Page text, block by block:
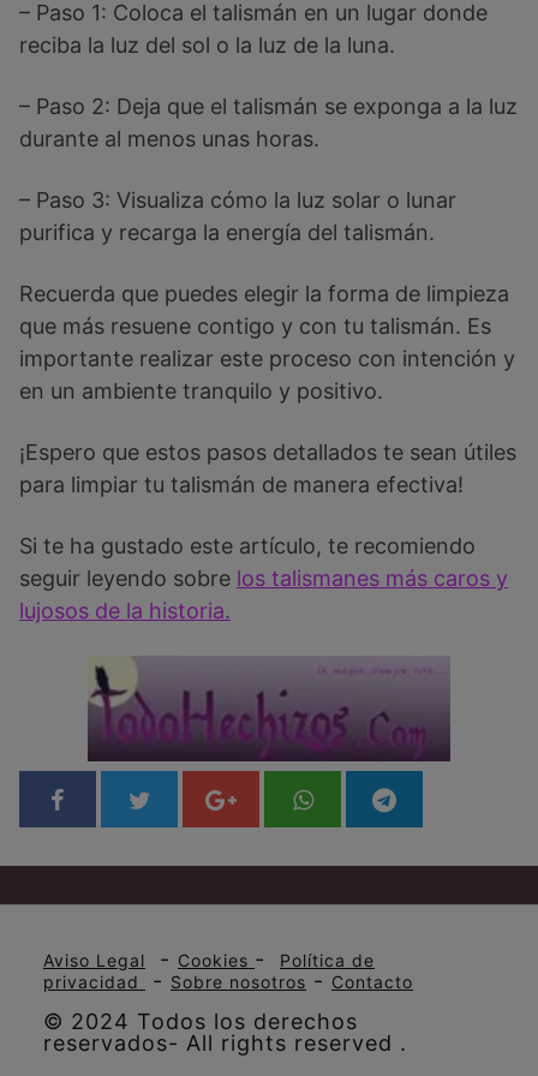
– Paso 1: Coloca el talismán en un lugar donde
reciba la luz del sol o la luz de la luna.
– Paso 2: Deja que el talismán se exponga a la luz
durante al menos unas horas.
– Paso 3: Visualiza cómo la luz solar o lunar
purifica y recarga la energía del talismán.
Recuerda que puedes elegir la forma de limpieza
que más resuene contigo y con tu talismán. Es
importante realizar este proceso con intención y
en un ambiente tranquilo y positivo.
¡Espero que estos pasos detallados te sean útiles
para limpiar tu talismán de manera efectiva!
Si te ha gustado este artículo, te recomiendo
seguir leyendo sobre los talismanes más caros y
lujosos de la historia.
Aviso Legal - Cookies -
Política de
privacidad
- Sobre nosotros - Contacto
© 2024 Todos los derechos
reservados- All rights reserved .